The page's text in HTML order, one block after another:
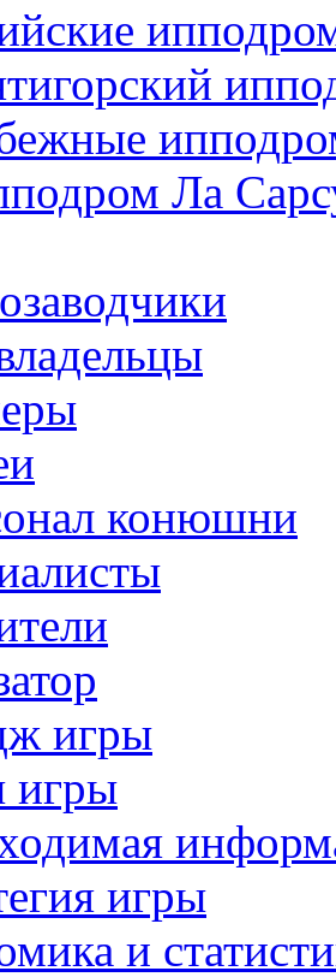
Ла
конюшни
игры
игры
игры
и